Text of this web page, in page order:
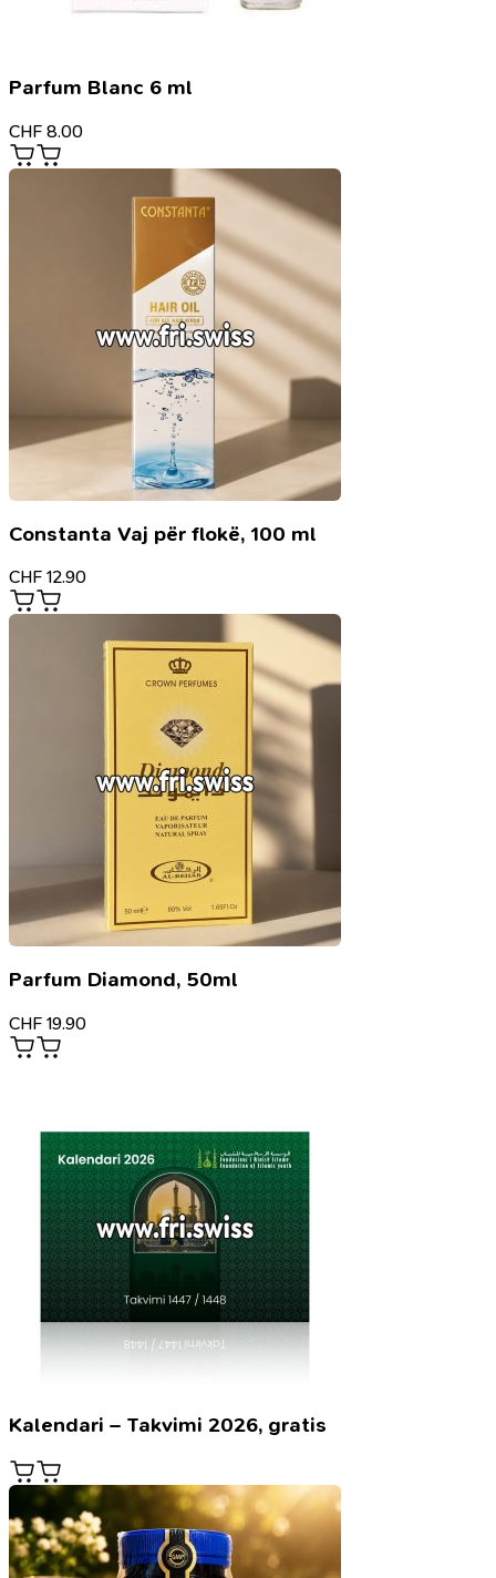
Parfum Blanc 6 ml
CHF 8.00
Constanta Vaj për flokë, 100 ml
CHF 12.90
Parfum Diamond, 50ml
CHF 19.90
Kalendari – Takvimi 2026, gratis